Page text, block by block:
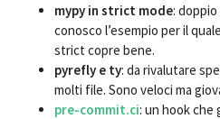
mypy in strict mode:
conosco l’esempio per il
strict copre bene.
pyrefly e ty: da rivalutare
molti file. Sono veloci ma
pre-commit.ci: un hook che